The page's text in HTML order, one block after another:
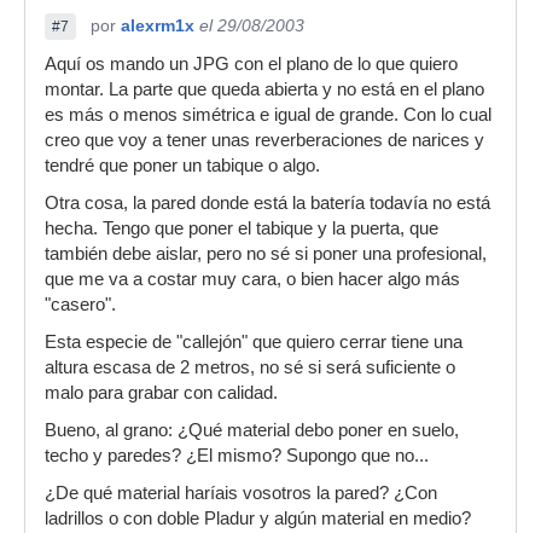
#7 por alexrm1x el 29/08/2003
Aquí os mando un JPG con el plano de lo que quiero
montar. La parte que queda abierta y no está en el plano
es más o menos simétrica e igual de grande. Con lo cual
creo que voy a tener unas reverberaciones de narices y
tendré que poner un tabique o algo.
Otra cosa, la pared donde está la batería todavía no está
hecha. Tengo que poner el tabique y la puerta, que
también debe aislar, pero no sé si poner una profesional,
que me va a costar muy cara, o bien hacer algo más
"casero".
Esta especie de "callejón" que quiero cerrar tiene una
altura escasa de 2 metros, no sé si será suficiente o
malo para grabar con calidad.
Bueno, al grano: ¿Qué material debo poner en suelo,
techo y paredes? ¿El mismo? Supongo que no...
¿De qué material haríais vosotros la pared? ¿Con
ladrillos o con doble Pladur y algún material en medio?